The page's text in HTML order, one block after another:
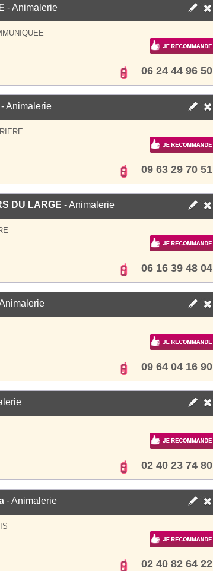
- Animalerie
06 24 44 96 50
- Animalerie
09 63 29 70 51
DU LARGE - Animalerie
06 16 39 48 04
09 64 04 16 90
02 40 23 74 80
- Animalerie
02 40 82 64 22